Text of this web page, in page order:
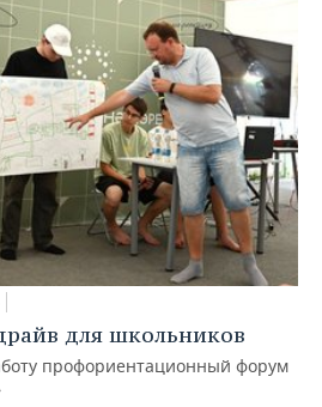
для школьников
профориентационный форум